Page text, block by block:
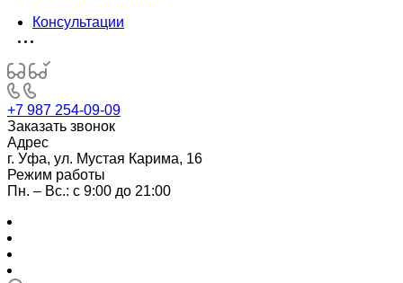
Консультации
+7 987 254-09-09
Заказать звонок
Адрес
г. Уфа, ул. Мустая Карима, 16
Режим работы
Пн. – Вс.: с 9:00 до 21:00